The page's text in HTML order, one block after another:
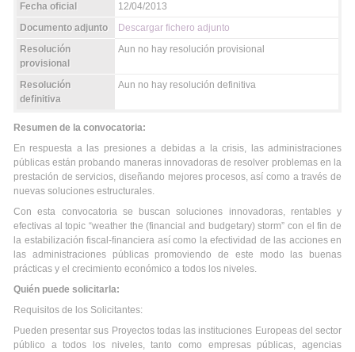
Fecha oficial
12/04/2013
Documento adjunto
Descargar fichero adjunto
Resolución
provisional
Aun no hay resolución provisional
Resolución
definitiva
Aun no hay resolución definitiva
Resumen de la convocatoria:
En respuesta a las presiones a debidas a la crisis, las administraciones
públicas están probando maneras innovadoras de resolver problemas en la
prestación de servicios, diseñando mejores procesos, así como a través de
nuevas soluciones estructurales.
Con esta convocatoria se buscan soluciones innovadoras, rentables y
efectivas al topic “weather the (financial and budgetary) storm” con el fin de
la estabilización fiscal-financiera así como la efectividad de las acciones en
las administraciones públicas promoviendo de este modo las buenas
prácticas y el crecimiento económico a todos los niveles.
Quién puede solicitarla:
Requisitos de los Solicitantes:
Pueden presentar sus Proyectos todas las instituciones Europeas del sector
público a todos los niveles, tanto como empresas públicas, agencias